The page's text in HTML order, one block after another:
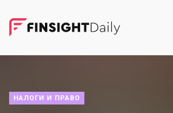
НАЛОГИ И ПРАВО